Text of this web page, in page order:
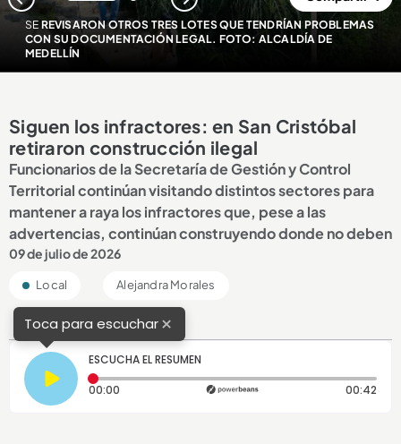
SE REVISARON OTROS TRES LOTES QUE TENDRÍAN PROBLEMAS
CON SU DOCUMENTACIÓN LEGAL. FOTO: ALCALDÍA DE
MEDELLÍN
Siguen los infractores: en San Cristóbal
retiraron construcción ilegal
Funcionarios de la Secretaría de Gestión y Control
Territorial continúan visitando distintos sectores para
mantener a raya los infractores que, pese a las
advertencias, continúan construyendo donde no deben
09 de julio de 2026
Local Alejandra Morales
Toca para escuchar×
ESCUCHA EL RESUMEN
00:00 Tiempo transcurrido: 0 segundos 00:42